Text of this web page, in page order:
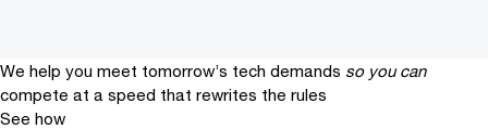
We help you meet tomorrow’s tech demands so you can
compete at a speed that rewrites the rules
See how